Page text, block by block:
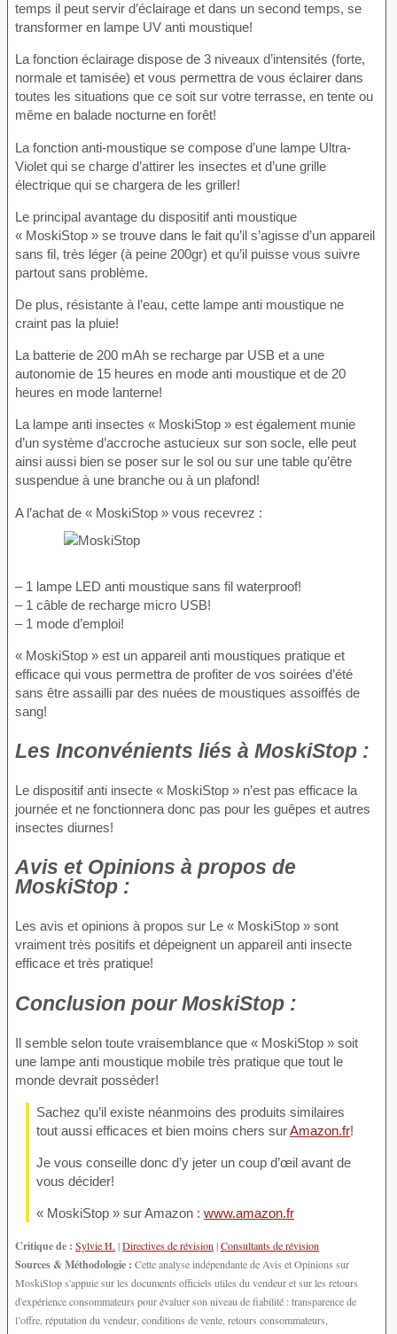
temps il peut servir d’éclairage et dans un second temps, se
transformer en lampe UV anti moustique!
La fonction éclairage dispose de 3 niveaux d’intensités (forte,
normale et tamisée) et vous permettra de vous éclairer dans
toutes les situations que ce soit sur votre terrasse, en tente ou
même en balade nocturne en forêt!
La fonction anti-moustique se compose d’une lampe Ultra-
Violet qui se charge d’attirer les insectes et d’une grille
électrique qui se chargera de les griller!
Le principal avantage du dispositif anti moustique
« MoskiStop » se trouve dans le fait qu’il s’agisse d’un appareil
sans fil, très léger (à peine 200gr) et qu’il puisse vous suivre
partout sans problème.
De plus, résistante à l’eau, cette lampe anti moustique ne
craint pas la pluie!
La batterie de 200 mAh se recharge par USB et a une
autonomie de 15 heures en mode anti moustique et de 20
heures en mode lanterne!
La lampe anti insectes « MoskiStop » est également munie
d’un système d’accroche astucieux sur son socle, elle peut
ainsi aussi bien se poser sur le sol ou sur une table qu’être
suspendue à une branche ou à un plafond!
A l’achat de « MoskiStop » vous recevrez :
– 1 lampe LED anti moustique sans fil waterproof!
– 1 câble de recharge micro USB!
– 1 mode d’emploi!
« MoskiStop » est un appareil anti moustiques pratique et
efficace qui vous permettra de profiter de vos soirées d’été
sans être assailli par des nuées de moustiques assoiffés de
sang!
Les Inconvénients liés à MoskiStop :
Le dispositif anti insecte « MoskiStop » n’est pas efficace la
journée et ne fonctionnera donc pas pour les guêpes et autres
insectes diurnes!
Avis et Opinions à propos de
MoskiStop :
Les avis et opinions à propos sur Le « MoskiStop » sont
vraiment très positifs et dépeignent un appareil anti insecte
efficace et très pratique!
Conclusion pour MoskiStop :
Il semble selon toute vraisemblance que « MoskiStop » soit
une lampe anti moustique mobile très pratique que tout le
monde devrait posséder!
Sachez qu’il existe néanmoins des produits similaires
tout aussi efficaces et bien moins chers surAmazon.fr!
Je vous conseille donc d’y jeter un coup d’œil avant de
vous décider!
« MoskiStop » sur Amazon : www.amazon.fr
Critique de : Sylvie H. |Directives de révision|Consultants de révision
Sources & Méthodologie : Cette analyse indépendante de Avis et Opinions sur
MoskiStop s'appuie sur les documents officiels utiles du vendeur et sur les retours
d'expérience consommateurs pour évaluer son niveau de fiabilité : transparence de
l’offre, réputation du vendeur, conditions de vente, retours consommateurs,